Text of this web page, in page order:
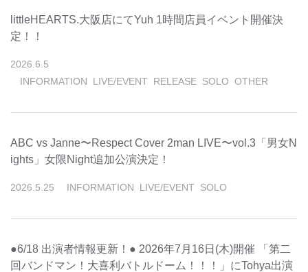
littleHEARTS.大阪店にてYuh 1時間店員イベント開催決
定！！
2026 6 5
INFORMATION
LIVE/EVENT RELEASE SOLO OTHER
ABC vs Janne〜Respect Cover 2man LIVE〜vol.3「男女N
ights」女限Night追加公演決定！
2026 5 25 INFORMATION LIVE/EVENT SOLO
●6/18 出演者情報更新！● 2026年7月16日(木)開催 「第二
回バンドマン！大喜利バトルドーム！！！」にTohya出演